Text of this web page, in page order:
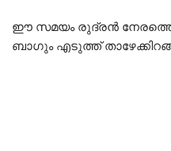
ഈ സമയം രുദ്രൻ നേരത്തെ
ബാഗും എടുത്ത്